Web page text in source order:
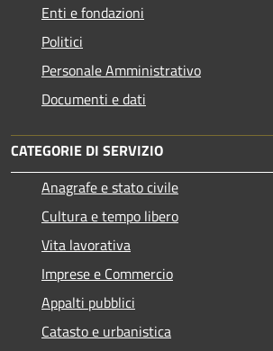
Enti e fondazioni
Politici
Personale Amministrativo
Documenti e dati
CATEGORIE DI SERVIZIO
Anagrafe e stato civile
Cultura e tempo libero
Vita lavorativa
Imprese e Commercio
Appalti pubblici
Catasto e urbanistica